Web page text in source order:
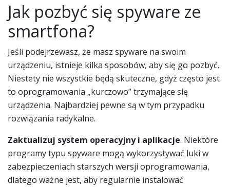
Jak pozbyć się spyware ze
smartfona?
Jeśli podejrzewasz, że masz spyware na swoim
urządzeniu, istnieje kilka sposobów, aby się go pozbyć.
Niestety nie wszystkie będą skuteczne, gdyż często jest
to oprogramowania „kurczowo” trzymające się
urządzenia. Najbardziej pewne są w tym przypadku
rozwiązania radykalne.
Zaktualizuj system operacyjny i aplikacje. Niektóre
programy typu spyware mogą wykorzystywać luki w
zabezpieczeniach starszych wersji oprogramowania,
dlatego ważne jest, aby regularnie instalować